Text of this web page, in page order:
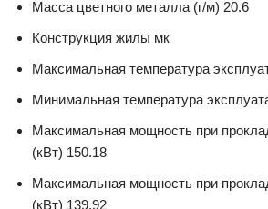
Масса цветного металла (г/м) 20.6
Конструкция жилы мк
Максимальная температура
Минимальная температура
Максимальная мощность при
(кВт) 150.18
Максимальная мощность при
(кВт) 139.92